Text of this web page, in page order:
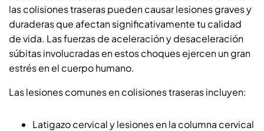
las colisiones traseras pueden causar lesiones graves y
duraderas que afectan significativamente tu calidad
de vida. Las fuerzas de aceleración y desaceleración
súbitas involucradas en estos choques ejercen un gran
estrés en el cuerpo humano.
Las lesiones comunes en colisiones traseras incluyen:
Latigazo cervical y lesiones en la columna cervical